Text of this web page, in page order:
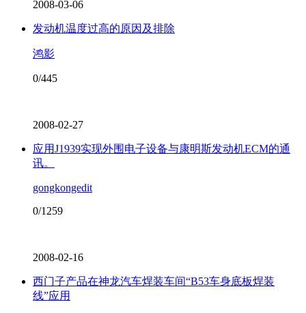
2008-03-06
发动机温度过高的原因及排除
鸿影
0/445
2008-02-27
应用J1939实现外围电子设备与康明斯发动机ECM的通
讯。
gongkongedit
0/1259
2008-02-16
西门子产品在神龙汽车焊装车间“B53车身底板焊装
线”应用